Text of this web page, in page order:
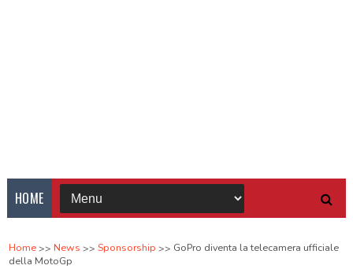
HOME
Home News Sponsorship
GoPro diventa la telecamera ufficiale
della MotoGp